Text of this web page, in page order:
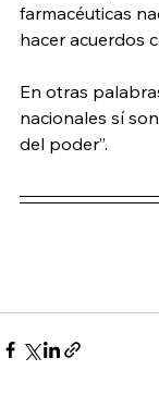
farmacéuticas
hacer acuerdos
En otras
nacionales sí
del poder”.